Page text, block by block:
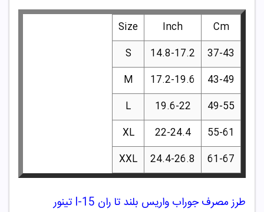
Cm
Inch
Size
37-43
14.8-17.2
S
43-49
17.2-19.6
M
49-55
19.6-22
L
55-61
22-24.4
XL
61-67
24.4-26.8
XXL
طرز مصرف جوراب واریس بلند تا ران I-15 تینور